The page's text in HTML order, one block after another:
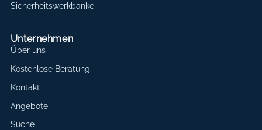
Sicherheitswerkbänke
Unternehmen
Über uns
Kostenlose Beratung
Kontakt
Angebote
Suche